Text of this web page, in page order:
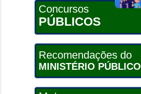
Concursos
PÚBLICOS
Recomendações do
MINISTÉRIO PÚBLICO